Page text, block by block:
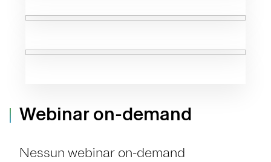
Webinar on-demand
Nessun webinar on-demand